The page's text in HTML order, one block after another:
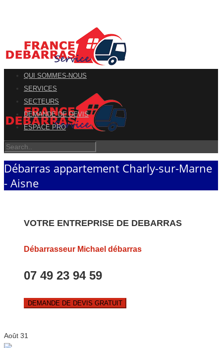
QUI SOMMES-NOUS
SERVICES
SECTEURS
DEMANDE DE DEVIS
ESPACE PRO
Débarras appartement Charly-sur-Marne
- Aisne
VOTRE ENTREPRISE DE DEBARRAS
Débarrasseur Michael débarras
07 49 23 94 59
DEMANDE DE DEVIS GRATUIT
Août 31